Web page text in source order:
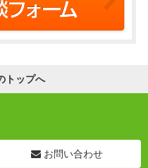
トップへ
お問い合わせ